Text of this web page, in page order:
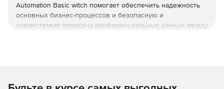
Automation Basic witch помогает обеспечить надежность
основных бизнес-процессов и безопасную и
совместимую передачу конфиденциальных данных между
Основные преимущества Ipswitch MOVEit: